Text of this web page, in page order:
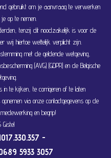
gebruikt om je aanvraag te verwerken
op te nemen.
tenzij dit noodzakelijk is voor de
wij hiertoe wettelijk verplicht zijn.
met de geldende wetgeving,
(AVG) (GDPR) en de Belgische
in te kijken, te corrigeren of te laten
via onze contactgegevens op de
en begrip!
Gistel
-
5933 3057